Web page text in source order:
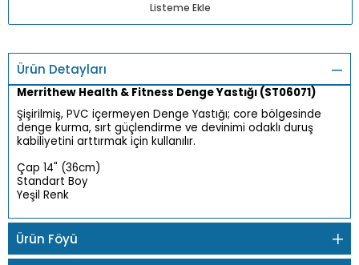
Listeme Ekle
Ürün Detayları
Merrithew Health & Fitness Denge Yastığı (ST06071)
Şişirilmiş, PVC içermeyen Denge Yastığı; core bölgesinde
denge kurma, sırt güçlendirme ve devinimi odaklı duruş
kabiliyetini arttırmak için kullanılır.
Çap 14" (36cm)
Standart Boy
Yeşil Renk
Ürün Föyü